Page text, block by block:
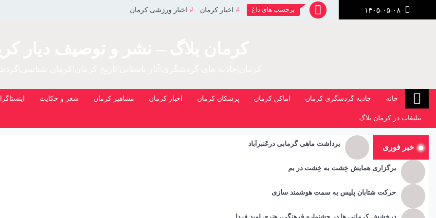
برچسب های داغ اخبار کرمان اخبار ورزشی کرمان
خانه جاذبه گردشگری کرمان اماکن کرمان پزشکان کرمان اخبار کرمان مشاهیر کرمان شعر و حکایت
تبلیغات در کرمان بلاگ
خبر فوری برداشت ماهی گرمابی درعَنبرآباد
برگزاری همایش خِشت به خِشت در بم
حرکت شتابان پلیس به سمت هوشمند سازی